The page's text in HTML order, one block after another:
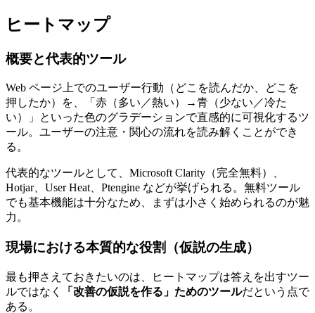
ヒートマップ
概要と代表的ツール
Web ページ上でのユーザー行動（どこを読んだか、どこを
押したか）を、「赤（多い／熱い）→青（少ない／冷た
い）」といった色のグラデーションで直感的に可視化するツ
ール。ユーザーの注意・関心の流れを読み解くことができ
る。
代表的なツールとして、Microsoft Clarity（完全無料）、
Hotjar、User Heat、Ptengine などが挙げられる。無料ツール
でも基本機能は十分なため、まずは小さく始められるのが魅
力。
現場における本質的な役割（仮説の生成）
最も押さえておきたいのは、ヒートマップは答えを出すツー
ルではなく
「改善の仮説を作る」ためのツールだという点で
ある。